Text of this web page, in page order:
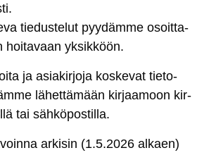
tie­dus­te­lut pyy­däm­me osoit­ta­
hoi­ta­vaan yk­sik­köön.
ja asia­kir­jo­ja kos­ke­vat tie­to­
lä­het­tä­mään kir­jaa­moon kir­
tai säh­kö­pos­til­la.
ar­ki­sin (1.5.2026 al­kaen)